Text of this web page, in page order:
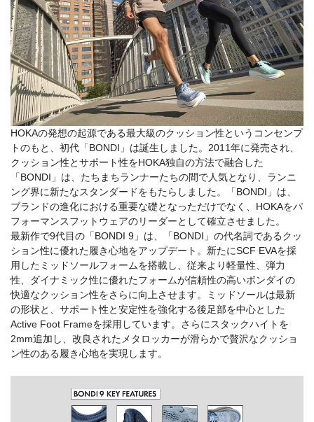
HOKAの発想の起源である最大級のクッション性というコンセンプ
トのもと、初代「BONDI」は誕生しました。2011年に発売され、
クッション性とサポート性をHOKA独自の方法で融合した
「BONDI」は、たちまちランナーたちの間で人気となり、ランニ
ング界に新たなスタンダードをもたらしました。「BONDI」は、
ブランドの進化における重要な礎となっただけでなく、HOKAをパ
フォーマンスフットウェアのリーダーとして確立させました。
最新作で9代目の「BONDI 9」は、「BONDI」の代名詞であるクッ
ション性に優れた履き心地をアップデート。新たにSCF EVAを採
用したミッドソールフォームを搭載し、従来より軽量性、弾力
性、ダイナミック性に優れたフォームが信頼性の高いボンダイの
快適なクッション性をさらに向上させます。ミッドソールは最新
の形状と、サポート性と安定性を強化する後足部を中心とした
Active Foot Frameを採用しています。さらにスタックハイトを
2mm追加し、改良されたメタロッカーが滑らかで贅沢なクッショ
ン性のある履き心地を実現します。